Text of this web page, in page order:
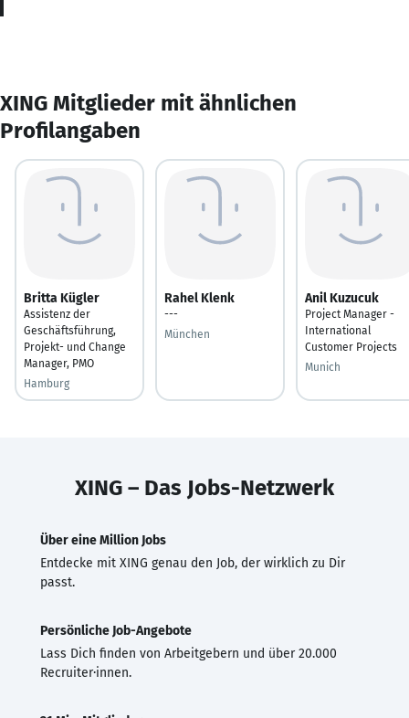
XING Mitglieder mit ähnlichen
Profilangaben
Britta Kügler
Assistenz der
Geschäftsführung,
Projekt- und Change
Manager, PMO
Hamburg
Rahel Klenk
---
München
Anil Kuzucuk
Project Manager -
International
Customer Projects
Munich
XING – Das Jobs-Netzwerk
Über eine Million Jobs
Entdecke mit XING genau den Job, der wirklich zu Dir
passt.
Persönliche Job-Angebote
Lass Dich finden von Arbeitgebern und über 20.000
Recruiter·innen.